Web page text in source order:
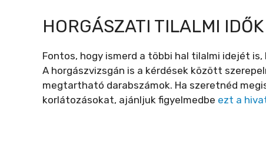
HORGÁSZATI TILALMI IDŐK
Fontos, hogy ismerd a többi hal tilalmi idejét
A horgászvizsgán is a kérdések között
megtartható darabszámok. Ha szeretnéd
korlátozásokat, ajánljuk figyelmedbe ezt a